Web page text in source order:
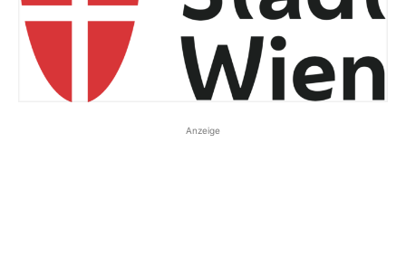
Anzeige